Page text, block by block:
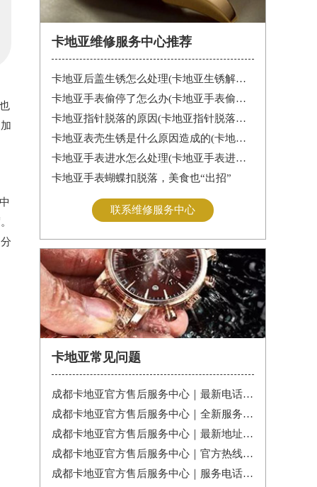
卡地亚维修服务中心推荐
卡地亚后盖生锈怎么处理(卡地亚生锈解决办法)
卡地亚手表偷停了怎么办(卡地亚手表偷停解决办法)
卡地亚指针脱落的原因(卡地亚指针脱落怎么办？)
卡地亚表壳生锈是什么原因造成的(卡地亚手表生锈怎么办？)
卡地亚手表进水怎么处理(卡地亚手表进水怎么办)
卡地亚手表蝴蝶扣脱落，美食也“出招”
联系维修服务中心
卡地亚常见问题
成都卡地亚官方售后服务中心｜最新电话和维修门店地址权威信息公告（2026年7月最新）
成都卡地亚官方售后服务中心｜全新服务热线及门店地址权威信息公告（2026年7月最新）
成都卡地亚官方售后服务中心｜最新地址及服务热线权威信息通告（2026年7月最新）
成都卡地亚官方售后服务中心｜官方热线与门店地址权威信息公示（2026年7月最新）
成都卡地亚官方售后服务中心｜服务电话及全部地址权威信息公告（2026年7月最新）